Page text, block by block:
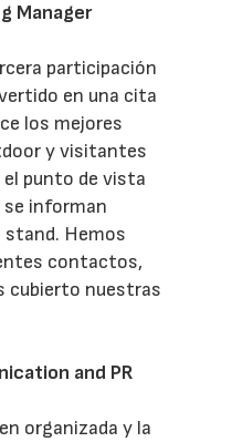
Manager
participación
en una cita
los mejores
y visitantes
punto de vista
informan
Hemos
contactos,
cubierto nuestras
and PR
organizada y la